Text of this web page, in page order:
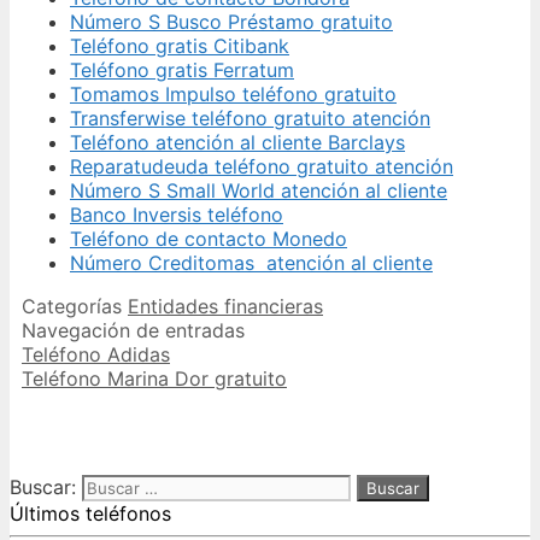
Número S Busco Préstamo gratuito
Teléfono gratis Citibank
Teléfono gratis Ferratum
Tomamos Impulso teléfono gratuito
Transferwise teléfono gratuito atención
Teléfono atención al cliente Barclays
Reparatudeuda teléfono gratuito atención
Número S Small World atención al cliente
Banco Inversis teléfono
Teléfono de contacto Monedo
Número Creditomas atención al cliente
Categorías Entidades financieras
Navegación de entradas
Teléfono Adidas
Teléfono Marina Dor gratuito
Buscar:
Últimos teléfonos